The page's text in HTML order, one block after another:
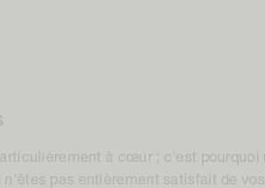
à cœur ; c'est pourquoi
n'êtes pas entièrement satisfait de